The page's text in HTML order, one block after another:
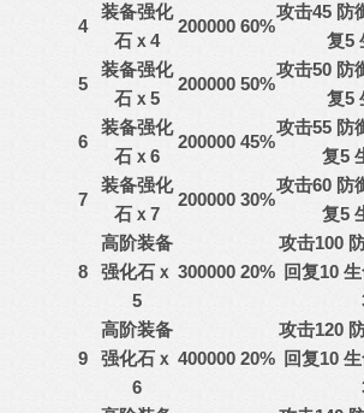
4
装备强化
石ｘ4
200000 60%
攻击45 防
复5
5
装备强化
石ｘ5
200000 50%
攻击50 防
复5
6
装备强化
石ｘ6
200000 45%
攻击55 防
复5
7
装备强化
石ｘ7
200000 30%
攻击60 防
复5
8
高阶装备
强化石ｘ
5
300000 20%
攻击100
回复10
9
高阶装备
强化石ｘ
6
400000 20%
攻击120
回复10